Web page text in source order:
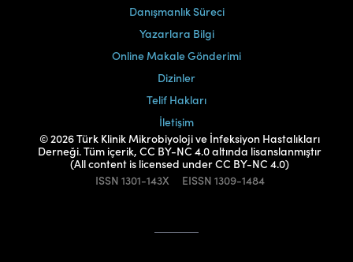
Danışmanlık Süreci
Yazarlara Bilgi
Online Makale Gönderimi
Dizinler
Telif Hakları
İletişim
© 2026 Türk Klinik Mikrobiyoloji ve İnfeksiyon Hastalıkları
Derneği. Tüm içerik, CC BY-NC 4.0 altında lisanslanmıştır
(All content is licensed under CC BY-NC 4.0)
ISSN 1301-143X EISSN 1309-1484